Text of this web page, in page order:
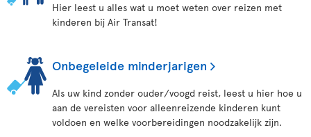
Hier leest u alles wat u moet weten over reizen met
kinderen bij Air Transat!
Onbegeleide minderjarigen
Als uw kind zonder ouder/voogd reist, leest u hier hoe u
aan de vereisten voor alleenreizende kinderen kunt
voldoen en welke voorbereidingen noodzakelijk zijn.